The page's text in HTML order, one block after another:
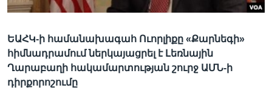
Լեզուներ
ԵԱՀԿ-ի համանախագահ Ուորլիքը «Քարնեգի»
հիմնադրամում ներկայացրել է Լեռնային
Ղարաբաղի հակամարտության շուրջ ԱՄՆ-ի
դիրքորոշումը